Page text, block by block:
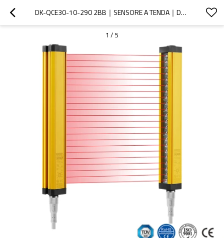
DK-QCE30-10-290 2BB｜SENSORE A TENDA｜DADISICK
1 / 5